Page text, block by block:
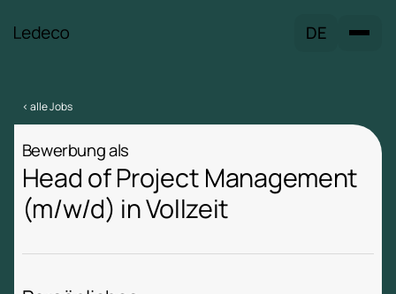
DE
< alle Jobs
Bewerbung als
Head of Project Management
(m/w/d) in Vollzeit